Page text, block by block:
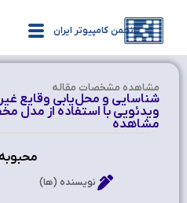
انجمن کامپیوتر ایران
مشاهده‌ مشخصات مقاله
شناسایی و محل‌یابی وقایع
ویدئویی با استفاده از مدل
مشاهده
نویسنده (ها)